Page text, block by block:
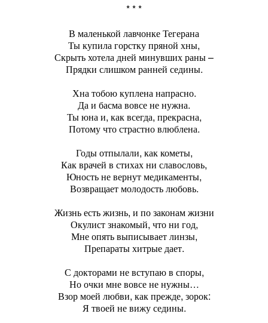
* * *
В маленькой лавчонке Тегерана
Ты купила горстку пряной хны,
Скрыть хотела дней минувших раны –
Прядки слишком ранней седины.
Хна тобою куплена напрасно.
Да и басма вовсе не нужна.
Ты юна и, как всегда, прекрасна,
Потому что страстно влюблена.
Годы отпылали, как кометы,
Как врачей в стихах ни славословь,
Юность не вернут медикаменты,
Возвращает молодость любовь.
Жизнь есть жизнь, и по законам жизни
Окулист знакомый, что ни год,
Мне опять выписывает линзы,
Препараты хитрые дает.
С докторами не вступаю в споры,
Но очки мне вовсе не нужны…
Взор моей любви, как прежде, зорок:
Я твоей не вижу седины.